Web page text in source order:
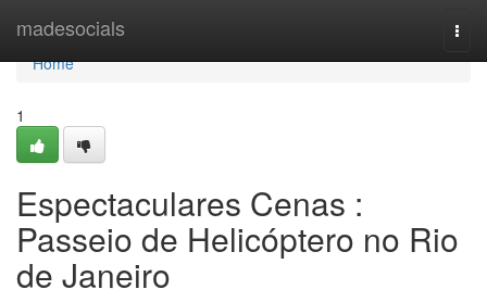
madesocials
Home
Home
1
Espectaculares Cenas :
Passeio de Helicóptero no Rio
de Janeiro